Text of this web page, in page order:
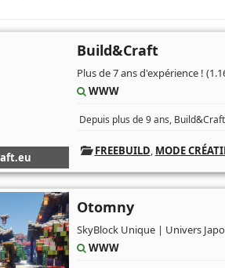
Build&Craft
Plus de 7 ans d'expérience !
WWW
Depuis plus de 9 ans,
FREEBUILD, MODE
Otomny
SkyBlock Unique | Univers
WWW